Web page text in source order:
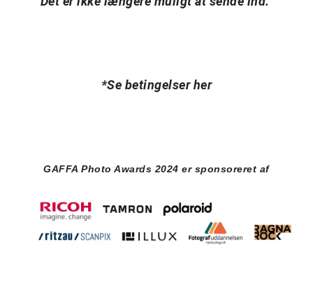
*Se betingelser her
GAFFA Photo Awards 2024 er sponsoreret af